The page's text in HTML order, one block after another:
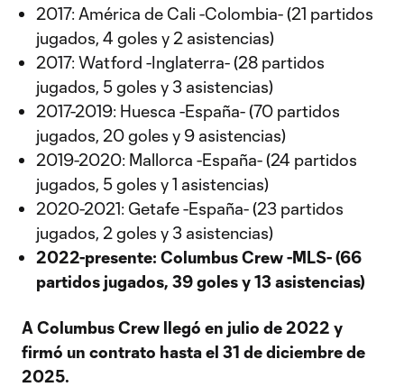
2017: América de Cali -Colombia- (21 partidos
jugados, 4 goles y 2 asistencias)
2017: Watford -Inglaterra- (28 partidos
jugados, 5 goles y 3 asistencias)
2017-2019: Huesca -España- (70 partidos
jugados, 20 goles y 9 asistencias)
2019-2020: Mallorca -España- (24 partidos
jugados, 5 goles y 1 asistencias)
2020-2021: Getafe -España- (23 partidos
jugados, 2 goles y 3 asistencias)
2022-presente: Columbus Crew -MLS- (66
partidos jugados, 39 goles y 13 asistencias)
A Columbus Crew llegó en julio de 2022 y
firmó un contrato hasta el 31 de diciembre de
2025.